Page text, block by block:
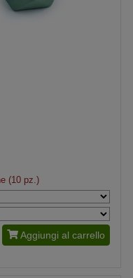
(10 pz.)
Aggiungi al carrello